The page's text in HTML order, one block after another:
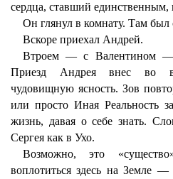
сердца, ставший единственным,
Он глянул в комнату. Там был
Вскоре приехал Андрей.
Втроем — с Валентином —
Приезд Андрея внес во
чудовищную ясность. Зов
или просто Иная Реальность
жизнь, давая о себе знать.
Сергея как в Ухо.
Возможно, это
воплотиться здесь на Земле